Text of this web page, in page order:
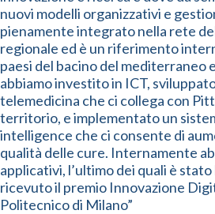
nuovi modelli organizzativi e
pienamente integrato nella rete
regionale ed è un riferimento
paesi del bacino del mediterraneo
abbiamo investito in ICT,
telemedicina che ci collega con
territorio, e implementato un
intelligence che ci consente di
qualità delle cure. Internamente
applicativi, l’ultimo dei quali è
ricevuto il premio Innovazione
Politecnico di Milano”